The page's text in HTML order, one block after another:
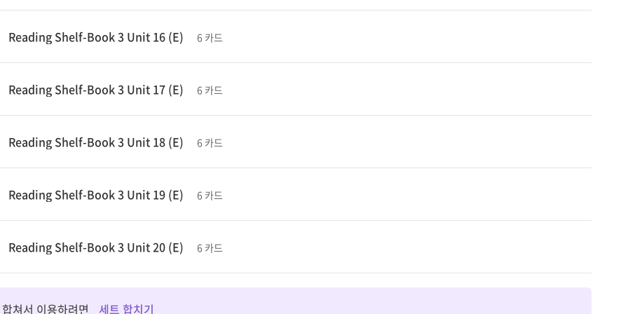
Reading Shelf-Book 3 Unit 16 (E) 6 카드
Reading Shelf-Book 3 Unit 17 (E) 6 카드
Reading Shelf-Book 3 Unit 18 (E) 6 카드
Reading Shelf-Book 3 Unit 19 (E) 6 카드
Reading Shelf-Book 3 Unit 20 (E) 6 카드
쳐서 이용하려면 세트 합치기